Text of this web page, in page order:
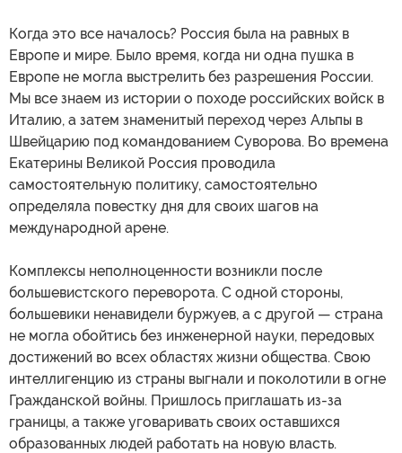
Когда это все началось? Россия была на равных в
Европе и мире. Было время, когда ни одна пушка в
Европе не могла выстрелить без разрешения России.
Мы все знаем из истории о походе российских войск в
Италию, а затем знаменитый переход через Альпы в
Швейцарию под командованием Суворова. Во времена
Екатерины Великой Россия проводила
самостоятельную политику, самостоятельно
определяла повестку дня для своих шагов на
международной арене.
Комплексы неполноценности возникли после
большевистского переворота. С одной стороны,
большевики ненавидели буржуев, а с другой — страна
не могла обойтись без инженерной науки, передовых
достижений во всех областях жизни общества. Свою
интеллигенцию из страны выгнали и поколотили в огне
Гражданской войны. Пришлось приглашать из-за
границы, а также уговаривать своих оставшихся
образованных людей работать на новую власть.